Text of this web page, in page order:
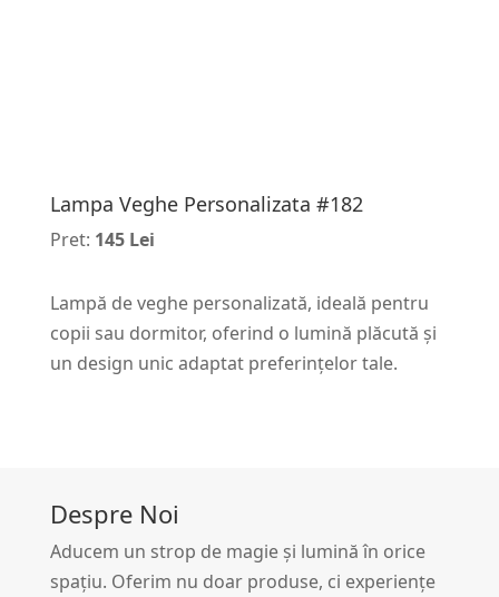
Lampa Veghe Personalizata #182
Pret: 145 Lei
Lampă de veghe personalizată, ideală pentru
copii sau dormitor, oferind o lumină plăcută și
un design unic adaptat preferințelor tale.
Despre Noi
Aducem un strop de magie și lumină în orice
spațiu. Oferim nu doar produse, ci experiențe